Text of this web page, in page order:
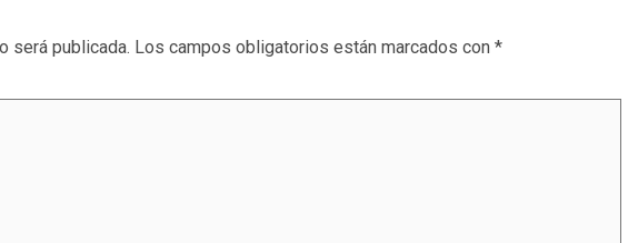
será publicada. Los campos obligatorios están marcados con *